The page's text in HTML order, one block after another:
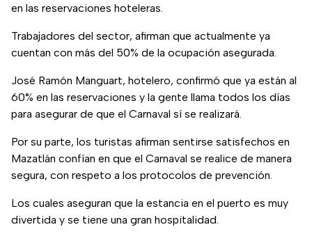
en las reservaciones hoteleras.
Trabajadores del sector, afirman que actualmente ya
cuentan con más del 50% de la ocupación asegurada.
José Ramón Manguart, hotelero, confirmó que ya están al
60% en las reservaciones y la gente llama todos los días
para asegurar de que el Carnaval sí se realizará.
Por su parte, los turistas afirman sentirse satisfechos en
Mazatlán confían en que el Carnaval se realice de manera
segura, con respeto a los protocolos de prevención.
Los cuales aseguran que la estancia en el puerto es muy
divertida y se tiene una gran hospitalidad.